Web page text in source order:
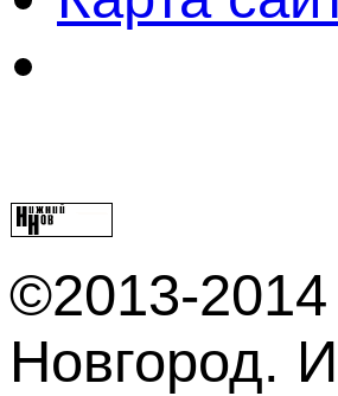
©2013-
Новгород.